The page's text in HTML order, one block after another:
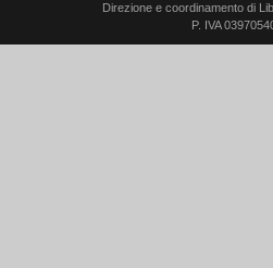
Direzione e coordinamento di
P. IVA